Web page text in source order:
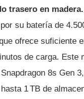
trasero en madera.
su batería de
ofrece suficiente
de carga. Este
8s Gen
1 TB de